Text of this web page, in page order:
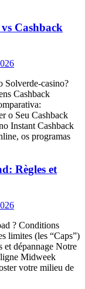
Cashback
Solverde-casino?
Cashback
o Seu Cashback
Instant Cashback
os programas
Règles et
? Conditions
limites (les “Caps”)
et dépannage Notre
Midweek
votre milieu de